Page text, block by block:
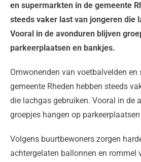
en supermarkten in de gemeente
steeds vaker last van jongeren die
Vooral in de avonduren blijven
parkeerplaatsen en bankjes.
Omwonenden van voetbalvelden en
gemeente Rheden hebben steeds
die lachgas gebruiken. Vooral in de
groepjes hangen op
Volgens buurtbewoners zorgen
achtergelaten ballonnen en rommel